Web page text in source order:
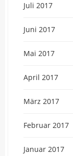
Juli 2017
Juni 2017
Mai 2017
April 2017
März 2017
Februar 2017
Januar 2017